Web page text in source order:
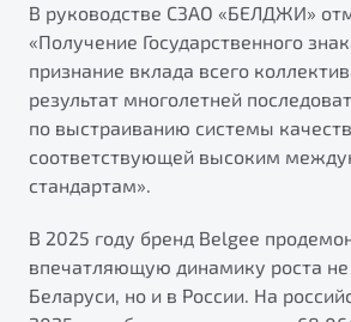
В руководстве СЗАО «БЕЛДЖИ»
«Получение Государственного
признание вклада всего
результат многолетней
по выстраиванию системы
соответствующей высоким
стандартам».
В 2025 году бренд Belgee
впечатляющую динамику роста не
Беларуси, но и в России. На